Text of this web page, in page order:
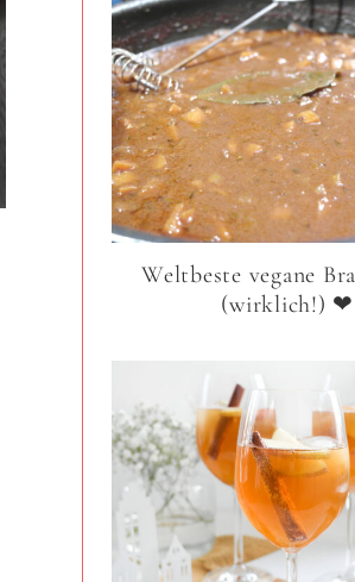
Weltbeste vegane
(wirklich!) ❤